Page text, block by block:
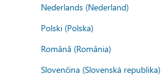
Nederlands (Nederland)
Polski (Polska)
Română (România)
Slovenčina (Slovenská republika)